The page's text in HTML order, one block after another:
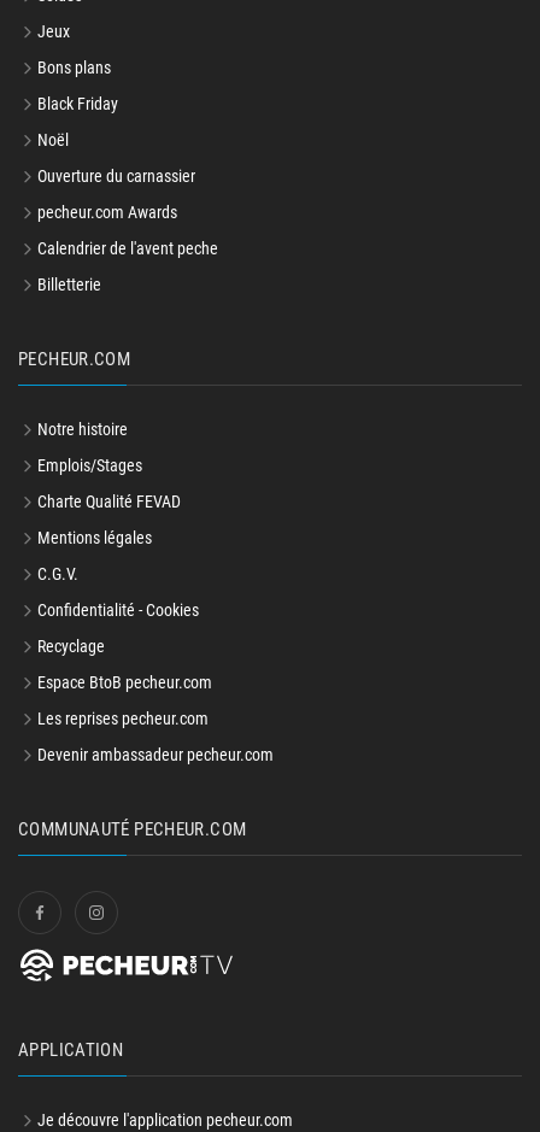
Jeux
Bons plans
Black Friday
Noël
Ouverture du carnassier
pecheur.com Awards
Calendrier de l'avent peche
Billetterie
PECHEUR.COM
Notre histoire
Emplois/Stages
Charte Qualité FEVAD
Mentions légales
C.G.V.
Confidentialité - Cookies
Recyclage
Espace BtoB pecheur.com
Les reprises pecheur.com
Devenir ambassadeur pecheur.com
COMMUNAUTÉ PECHEUR.COM
APPLICATION
Je découvre l'application pecheur.com